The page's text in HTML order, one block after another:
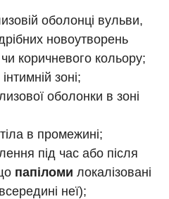
оболонці вульви,
новоутворень
коричневого кольору;
зоні;
оболонки в зоні
в промежині;
під час або після
папіломи локалізовані
неї);